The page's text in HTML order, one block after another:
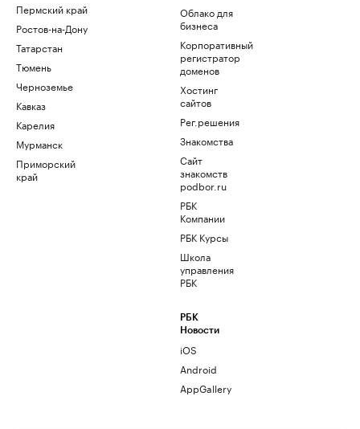
Пермский край
Ростов-на-Дону
Татарстан
Тюмень
Черноземье
Кавказ
Карелия
Мурманск
Приморский
край
Облако для
бизнеса
Корпоративный
регистратор
доменов
Хостинг
сайтов
Рег.решения
Знакомства
Сайт
знакомств
podbor.ru
РБК
Компании
РБК Курсы
Школа
управления
РБК
РБК
Новости
iOS
Android
AppGallery